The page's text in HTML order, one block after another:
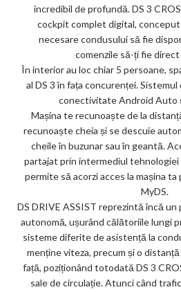
incredibil de profundă. DS 3
cockpit complet digital,
necesare condusului să fie
comenzile să-ți fie direct
În interior au loc chiar 5 persoane,
al DS 3 în fața concurenței.
conectivitate Android Auto
Mașina te recunoaște de la
recunoaște cheia și se descuie
cheile în buzunar sau în geantă.
partajat prin intermediul tehnologiei
permite să acorzi acces la mașina
MyDS.
DS DRIVE ASSIST reprezintă încă un
autonomă, ușurând călătoriile lungi
sisteme diferite de asistență la
menține viteza, precum și o
față, poziționând totodată DS 3
sale de circulație. Atunci când